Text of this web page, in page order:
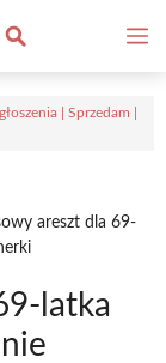
| Sprzedam |
areszt dla 69-
latka